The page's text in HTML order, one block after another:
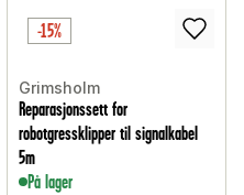
-15%
Grimsholm
Reparasjonssett for
robotgressklipper til signalkabel
5m
På lager